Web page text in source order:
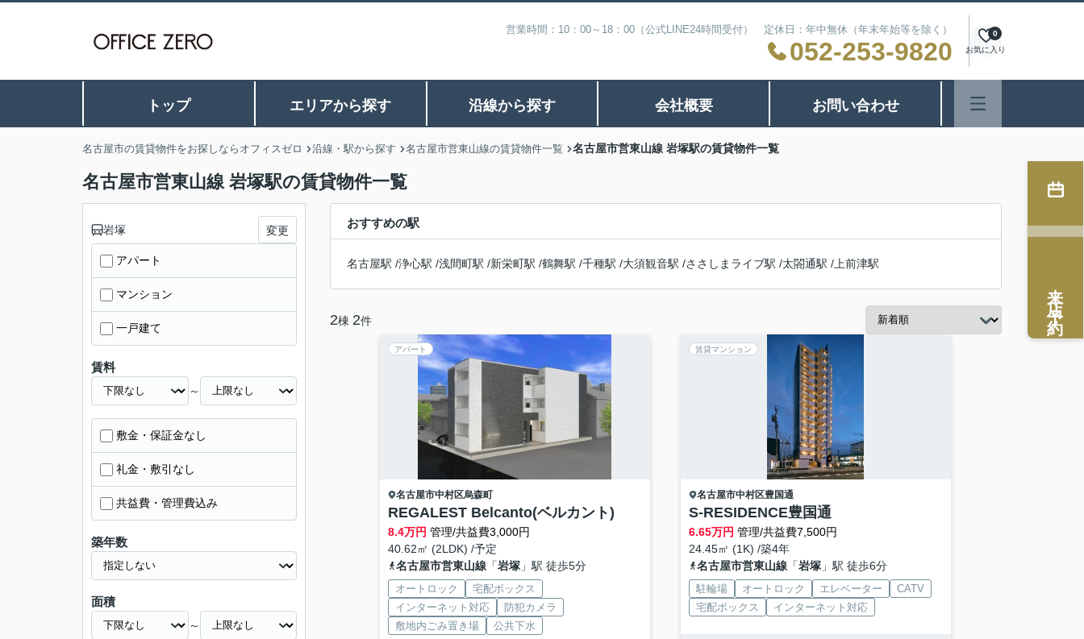
営業時間：10：00～18：00（公式LINE24時間受付） 定休日：年中無休（年末年始等を除く）
052-253-9820 お気に入り
0
トップ エリアから探す 沿線から探す 会社概要 お問い合わせ
名古屋市の賃貸物件をお探しならオフィスゼロ 沿線・駅から探す 名古屋市営東山線の賃貸物件一覧 名古屋市営東山線 岩塚駅の賃貸物件一覧
名古屋市営東山線 岩塚駅の賃貸物件一覧
おすすめの駅
名古屋駅 /浄心駅 /浅間町駅 /新栄町駅 /鶴舞駅 /千種駅 /大須観音駅 /ささしまライブ駅 /太閤通駅 / 上前津駅
2棟 2件
アパート
名古屋市中村区烏森町
REGALEST Belcanto(ベルカント)
8.4万円 管理/共益費3,000円
40.62㎡ (2LDK) /予定
名古屋市営東山線「岩塚」駅 徒歩5分
オートロック
宅配ボックス
インターネット対応
防犯カメラ
敷地内ごみ置き場
公共下水
賃貸マンション
名古屋市中村区豊国通
S-RESIDENCE豊国通
6.65万円 管理/共益費7,500円
24.45㎡ (1K) /築4年
名古屋市営東山線「岩塚」駅 徒歩6分
駐輪場 オートロック エレベーター
CATV
宅配ボックス
インターネット対応
岩塚 変更
アパート
マンション
一戸建て
賃料
～
敷金・保証金なし
礼金・敷引なし
共益費・管理費込み
築年数
面積
～
来店予約